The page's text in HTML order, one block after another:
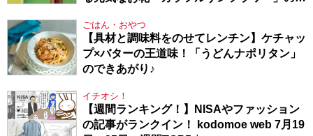
ごはん・おやつ
【具材と調味料をのせてレンチン】ケチャッ
プ×バターの王道味！「うどんナポリタン」
のできあがり♪
イチオシ！
【週間ランキング！】NISAやファッション
の記事がランクイン！ kodomoe web 7月19